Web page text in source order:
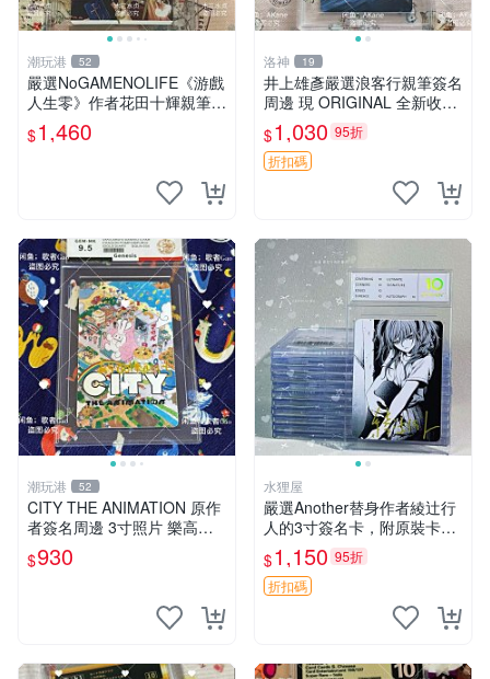
潮玩港 52
嚴選NoGAMENOLIFE《游戲
人生零》作者花田十輝親筆簽
名照片，3英寸真品收藏。簽
名經典角色周邊推薦收藏。
$1,460
洛神 19
井上雄彥嚴選浪客行親筆簽名
周邊 現 ORIGINAL 全新收藏
相框附卡磚 尺寸適中 浪客行
筆 記念照
$1,030 95折
折扣碼
潮玩港 52
CITY THE ANIMATION 原作
者簽名周邊 3寸照片 樂高卡
磚 自製限量版 nichijou city th
e animation 簽名照 卡
$930
水狸屋
嚴選Another替身作者綾辻行
人的3寸簽名卡，附原裝卡
磚。國內直郵快速到貨。 An
other 替身 綾辻行人 簽名卡
周邊
$1,150 95折
折扣碼